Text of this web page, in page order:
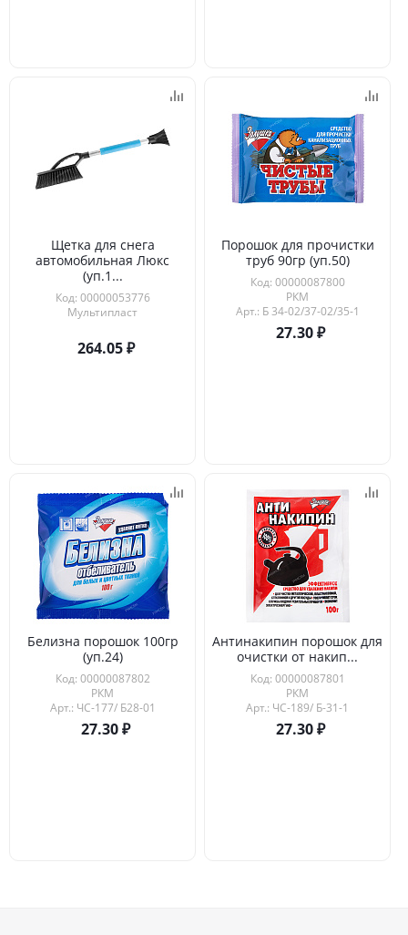
Щетка для снега
автомобильная Люкс
(уп.1...
Код: 00000053776
Мультипласт
264.05
Порошок для прочистки
труб 90гр (уп.50)
Код: 00000087800
РКМ
Арт.: Б 34-02/37-02/35-1
27.30
Белизна порошок 100гр
(уп.24)
Код: 00000087802
РКМ
Арт.: ЧС-177/ Б28-01
27.30
Антинакипин порошок для
очистки от накип...
Код: 00000087801
РКМ
Арт.: ЧС-189/ Б-31-1
27.30